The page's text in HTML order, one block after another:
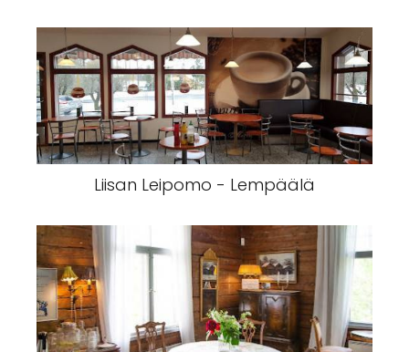
Liisan Leipomo - Lempäälä